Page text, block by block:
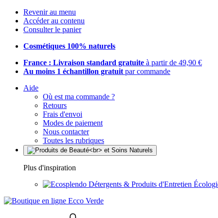
Revenir au menu
Accéder au contenu
Consulter le panier
Cosmétiques 100% naturels
France : Livraison standard gratuite à partir de 49,90 €
Au moins 1 échantillon gratuit par commande
Aide
Où est ma commande ?
Retours
Frais d'envoi
Modes de paiement
Nous contacter
Toutes les rubriques
Plus d'inspiration
Détergents & Produits d'Entretien